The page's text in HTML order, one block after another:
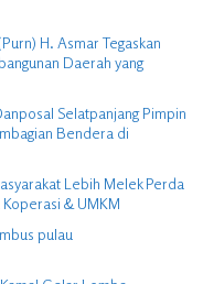
H. Asmar Tegaskan
Daerah yang
Selatpanjang Pimpin
Bendera di
Lebih Melek Perda
& UMKM
pulau